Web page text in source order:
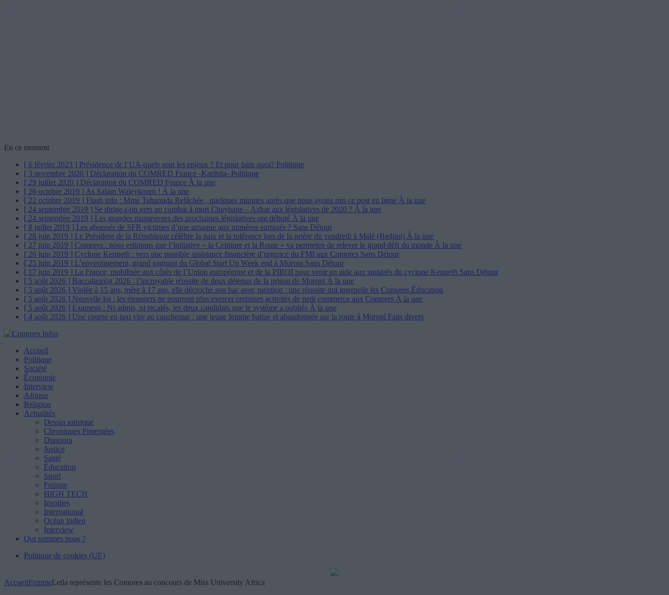
En ce moment
[ 6 février 2023 ] Présidence de l’UA-quels sont les enjeux ? Et pour faire quoi? Politique
[ 3 novembre 2020 ] Déclaration du COMRED France -Karihila- Politique
[ 29 juillet 2020 ] Déclaration du COMRED France À la une
[ 26 octobre 2019 ] As Salam Waleykoum ! À la une
[ 22 octobre 2019 ] Flash info : Mme Tahamida Relâchée , quelques minutes après que nous ayons mis ce post en ligne À la une
[ 24 septembre 2019 ] Se dirige-t-on vers un combat à mort Chayhane – Azhar aux législatives de 2020 ? À la une
[ 24 septembre 2019 ] Les grandes manœuvres des prochaines législatives ont débuté À la une
[ 8 juillet 2019 ] Les abonnés de SFR victimes d’une arnaque aux numéros surtaxés ? Sans Détour
[ 28 juin 2019 ] Le Président de la République célèbre la paix et la tolérance lors de la prière du vendredi à Malé (Badjini) À la une
[ 27 juin 2019 ] Comores : nous estimons que l’initiative « la Ceinture et la Route » va permettre de relever le grand défi du monde À la une
[ 26 juin 2019 ] Cyclone Kenneth : vers une possible assistance financière d’urgence du FMI aux Comores Sans Détour
[ 25 juin 2019 ] L’environnement, grand gagnant du Global Start Up Week end à Moroni Sans Détour
[ 17 juin 2019 ] La France, mobilisée aux côtés de l’Union européenne et de la PIROI pour venir en aide aux sinistrés du cyclone Kenneth Sans Détour
[ 5 août 2026 ] Baccalauréat 2026 : l’incroyable réussite de deux détenus de la prison de Moroni À la une
[ 5 août 2026 ] Violée à 15 ans, mère à 17 ans, elle décroche son bac avec mention : une réussite qui interpelle les Comores Éducation
[ 5 août 2026 ] Nouvelle loi : les étrangers ne pourront plus exercer certaines activités de petit commerce aux Comores À la une
[ 5 août 2026 ] Examens : Ni admis, ni recalés, les deux candidats que le système a oubliés À la une
[ 4 août 2026 ] Une course en taxi vire au cauchemar : une jeune femme battue et abandonnée sur la route à Moroni Faits divers
Accueil
Politique
Société
Économie
Interview
Afrique
Religion
Actualités
Dessin satirique
Chroniques Pimentées
Diaspora
Justice
Santé
Éducation
Sport
Femme
HIGH TECH
Insolites
International
Océan indien
Interview
Qui sommes nous ?
Politique de cookies (UE)
AccueilFemmeLeila représente les Comores au concours de Miss University Africa